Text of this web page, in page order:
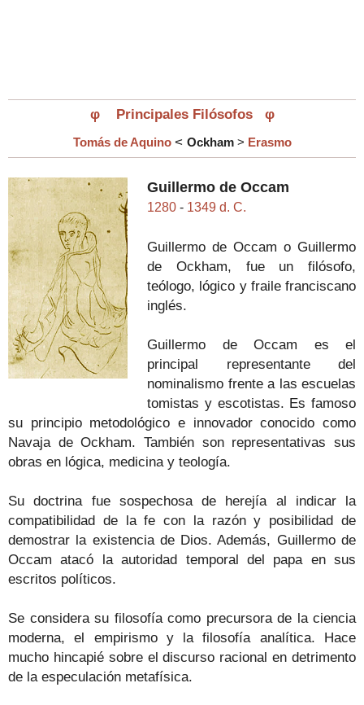
φ Principales Filósofos φ
Tomás de Aquino < Ockham > Erasmo
Guillermo de Occam
1280 - 1349 d. C.
Guillermo de Occam o Guillermo
de Ockham, fue un filósofo,
teólogo, lógico y fraile franciscano
inglés.
Guillermo de Occam es el
principal representante del
nominalismo frente a las escuelas
tomistas y escotistas. Es famoso
su principio metodológico e innovador conocido como
Navaja de Ockham. También son representativas sus
obras en lógica, medicina y teología.
Su doctrina fue sospechosa de herejía al indicar la
compatibilidad de la fe con la razón y posibilidad de
demostrar la existencia de Dios. Además, Guillermo de
Occam atacó la autoridad temporal del papa en sus
escritos políticos.
Se considera su filosofía como precursora de la ciencia
moderna, el empirismo y la filosofía analítica. Hace
mucho hincapié sobre el discurso racional en detrimento
de la especulación metafísica.